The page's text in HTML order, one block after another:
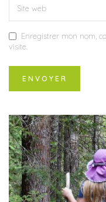
Enregistrer mon nom,
visite.